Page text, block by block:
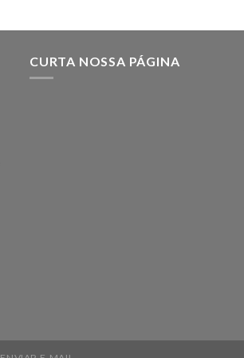
CURTA NOSSA PÁGINA